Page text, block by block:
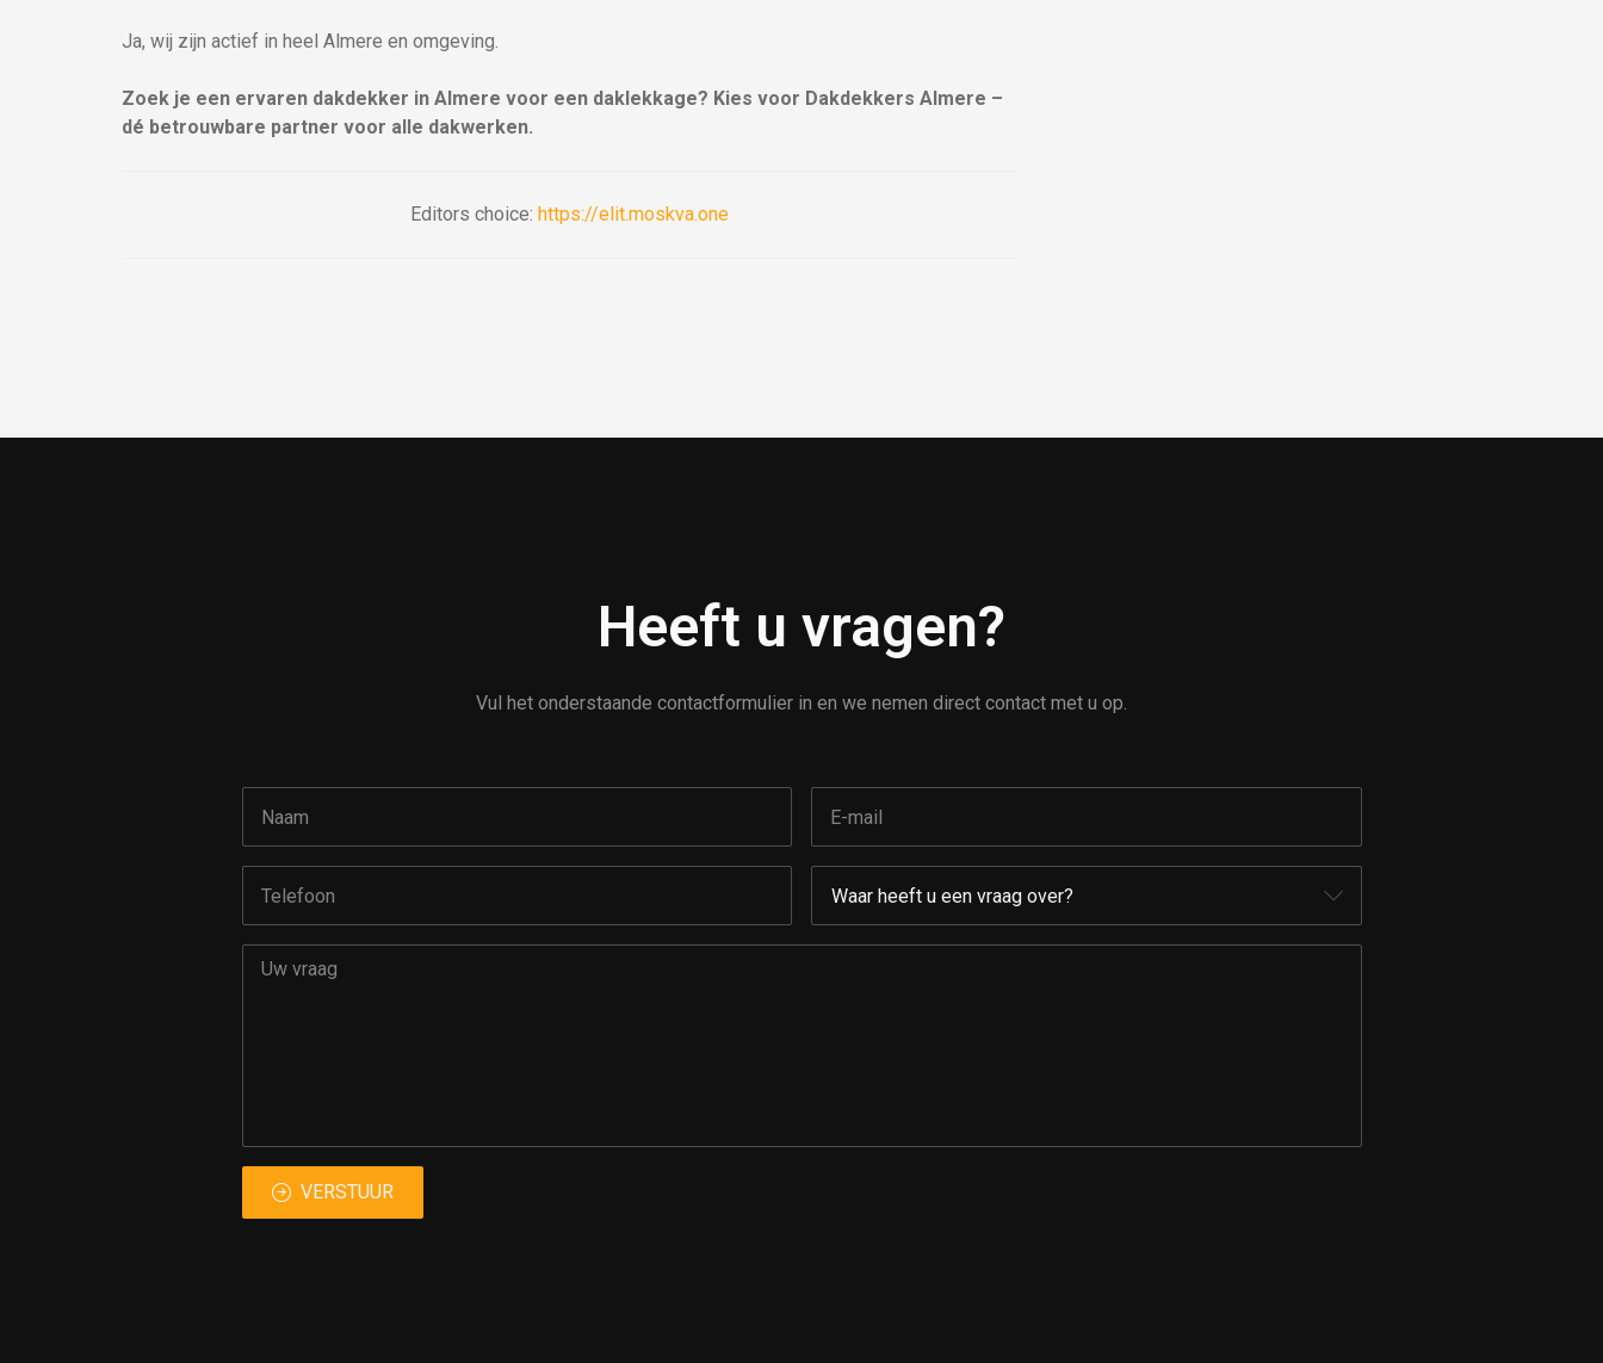
Ja, wij zijn actief in heel Almere en omgeving.
Zoek je een ervaren dakdekker in Almere voor een daklekkage? Kies voor Dakdekkers Almere –
dé betrouwbare partner voor alle dakwerken.
Editors choice: https://elit.moskva.one
Heeft u vragen?
Vul het onderstaande contactformulier in en we nemen direct contact met u op.
VERSTUUR